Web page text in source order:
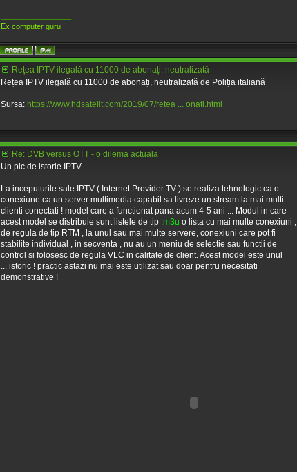
Ex computer guru !
Rețea IPTV ilegală cu 11000 de abonați, neutralizată
Rețea IPTV ilegală cu 11000 de abonați, neutralizată de Poliția italiană
Sursa: https://www.hdsatelit.com/2019/07/retea ... onati.html
Re: DVB versus OTT - o dilema actuala
Un pic de istorie IPTV ...
La inceputurile sale IPTV ( Internet Provider TV ) se realiza tehnologic ca o
conexiune ca un server multimedia capabil sa livreze un stream la mai multi
clienti conectati ! model care a functionat pana acum 4-5 ani ... Modul in care
acest model se distribuie sunt listele de tip .m3u o lista cu mai multe conexiuni ,
de regula de tip RTM , la unul sau mai multe servere, conexiuni care pot fi
stabilite individual , in secventa , nu au un meniu de selectie sau functii de
control si folosesc de regula VLC in calitate de client. Acest model este unul
... istoric ! practic astazi nu mai este utilizat sau doar pentru necesitati
demonstrative !